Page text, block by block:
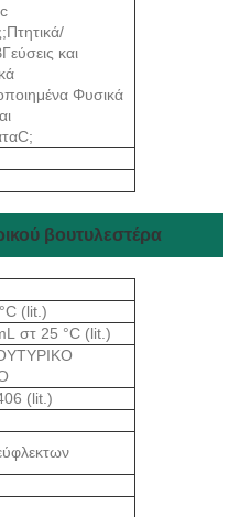
και
Φυσικά
βουτυλεστέρα
(lit.)
στ 25 °C (lit.)
(lit.)